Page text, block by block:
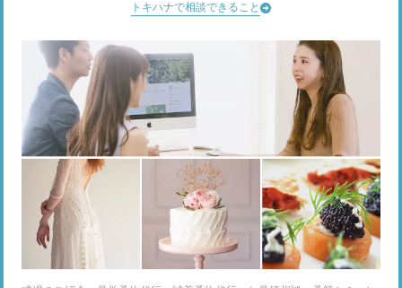
トキハナで相談できること